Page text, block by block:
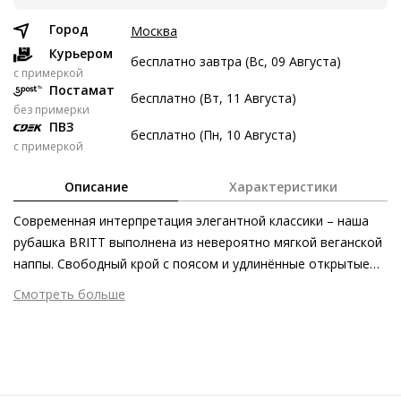
8 авг
5 247 ₽
22 авг
Без переплат
Долями
Заплатите сейчас только часть, а оставшееся будем
списывать каждые две недели
Город
Москва
Курьером
c примеркой
бесплатно завтра (Вс, 09 Августа)
Постамат
без примерки
бесплатно (Вт, 11 Августа)
ПВЗ
с примеркой
бесплатно (Пн, 10 Августа)
Описание Характеристики
Современная интерпретация элегантной классики – наша
рубашка BRITT выполнена из невероятно мягкой веганской
наппы. Свободный крой с поясом и удлинённые открытые
манжеты превращают эту модель в крайне эффектный
предмет гардероба, который одинаково удачно смотрится
Смотреть больше